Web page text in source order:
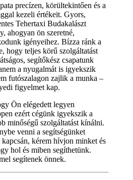
precízen, körültekintően és a
kezeli értékeit. Gyors,
Tehertaxi Budakalászt
ahogyan ön szeretné,
igényeihez. Bízza ránk a
hogy teljes körű szolgáltatást
segítőkész csapatunk
a nyugalmát is igyekszik
futószalagon zajlik a munka –
figyelmet kap.
Ön elégedett legyen
ezért cégünk igyekszik a
minőségű szolgáltatást kínálni.
venni a segítségünket
kérem hívjon minket és
hol és miben segíthetünk.
segítenek önnek.